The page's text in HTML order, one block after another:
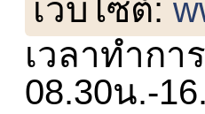
เว็บไซต์:
เวลาทำกา
08.30น.-